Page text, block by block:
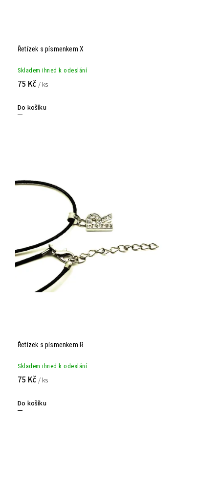
Řetízek s písmenkem X
Skladem ihned k odeslání
75 Kč / ks
Do košíku
Řetízek s písmenkem R
Skladem ihned k odeslání
75 Kč / ks
Do košíku